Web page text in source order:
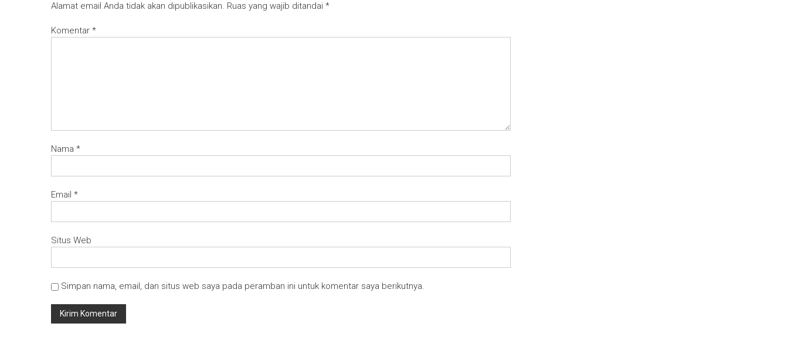
Alamat email Anda tidak akan dipublikasikan. Ruas yang wajib ditandai *
Komentar *
Nama *
Email *
Situs Web
Simpan nama, email, dan situs web saya pada peramban ini untuk komentar saya berikutnya.